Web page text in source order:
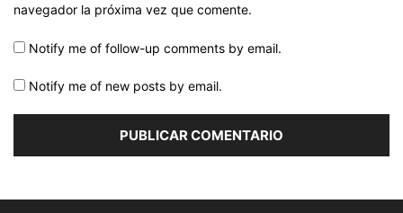
navegador la próxima vez que comente.
Notify me of follow-up comments by email.
Notify me of new posts by email.